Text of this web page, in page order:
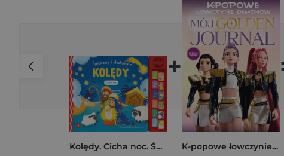
Kolędy. Cicha noc. Śpiewamy i słuchamy
+
K-popowe łowczynie demonów. Mój golden journal. Oficjalny dziennik